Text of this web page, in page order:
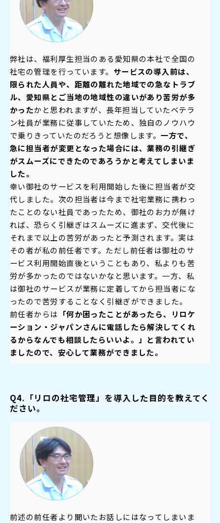
弊社は、福利厚生担当のある愛知県の本社で全国の
社宅の管理を行っています。 サービスの導入前は、
限られた人員や、距離の離れた地域での急なトラブ
ル、愛知県とご当地の地域性の違いがあり苦労が多
かったかと思われますが、長年担当していたベテラ
ン社員が業務に従事していたため、独自のノウハウ
で乗りきっていたのだろう と想像します。一方で、
急に担当者が変更となった場合には、業務の引継ぎ
がスムーズにできたのであろうかと考えてしまいま
した。
幸い御社のサービスを利用開始した後に担当者が交
代しました。次の担当者は今まで社宅業務に携わっ
たことのない社員であったため、御社のお力が無け
れば、恐らく引継ぎはスムーズに進まず、交代後に
それまで以上の苦労があったと予測されます。実は
その者が私の前任者です。ただし前任者は御社のサ
ービス利用開始直後ということもあり、私よりも苦
労が多かったのではないかなと思います。一方、私
は御社のサービスが業務に定着してから担当者にな
ったので苦労することなく引継ぎができました。
前任者からは 「何か困ったことがあったら、リロケ
ーション・ジャパンさんに電話したら解決してくれ
るからなんでも相談したらいいよ。」と言われてい
ましたので、安心して業務ができました。
Q4.「リロの社宅管理」を導入した目的を教えてく
ださい。
前述の前任者より聞いたお話しにはなってしまいま